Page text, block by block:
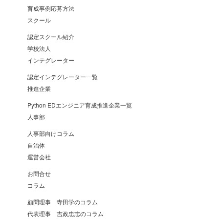
育成事例応募方法
スクール
認定スクール紹介
学校法人
インテグレーター
認定インテグレーター一覧
推進企業
Python EDエンジニア育成推進企業一覧
人事部
人事部向けコラム
自治体
運営会社
お問合せ
コラム
顧問理事 寺田学のコラム
代表理事 吉政忠志のコラム